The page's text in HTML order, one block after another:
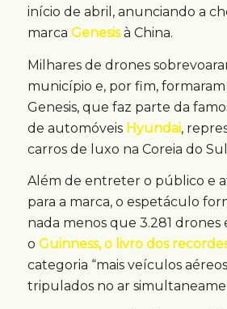
início de abril, anunciando a
marca Genesisà China.
Milhares de drones
município e, por fim,
Genesis, que faz parte da
de automóveis Hyundai,
carros de luxo na Coreia do
Além de entreter o público e
para a marca, o espetáculo
nada menos que 3.281
o Guinness, o livro dos
categoria “mais veículos
tripulados no ar